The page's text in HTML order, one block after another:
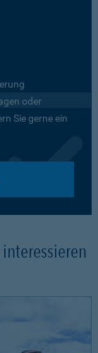
oder
Sie gerne ein